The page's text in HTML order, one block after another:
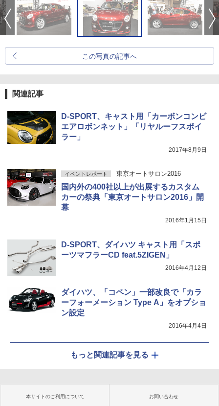
この写真の記事へ
関連記事
D-SPORT、キャスト用「カーボンコンビ
エアロボンネット」「リヤルーフスポイ
ラー」
2017年8月9日
イベントレポート 東京オートサロン2016
国内外の400社以上が出展するカスタム
カーの祭典「東京オートサロン2016」開
幕
2016年1月15日
D-SPORT、ダイハツ キャスト用「スポ
ーツマフラーCD feat.5ZIGEN」
2016年4月12日
ダイハツ、「コペン」一部改良で「カラ
ーフォーメーション Type A」をオプショ
ン設定
2016年4月4日
もっと関連記事を見る
本サイトのご利用について お問い合わせ